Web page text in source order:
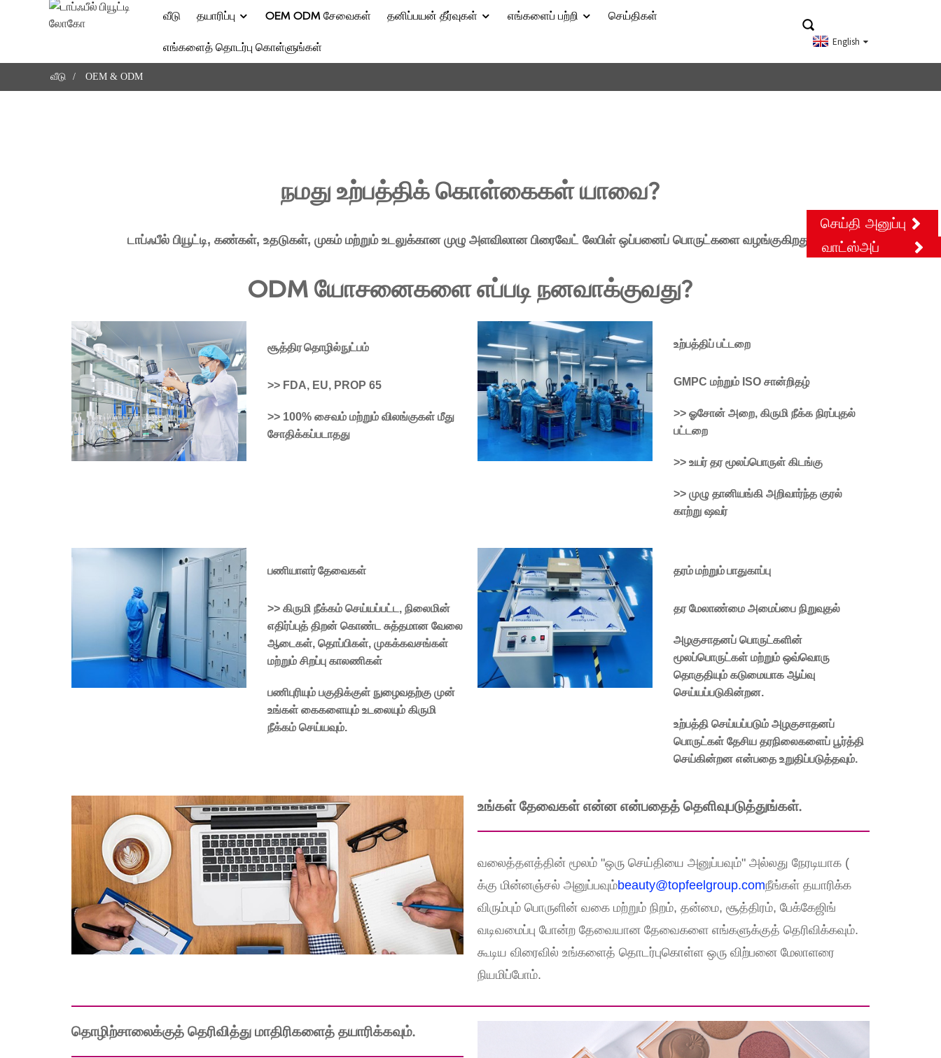
வீடு தயாரிப்பு OEM ODM சேவைகள் தனிப்பயன் தீர்வுகள் எங்களைப் பற்றி செய்திகள்
எங்களைத் தொடர்பு கொள்ளுங்கள் English
வீடு OEM & ODM
நமது உற்பத்திக் கொள்கைகள் யாவை?
டாப்ஃபீல் பியூட்டி, கண்கள், உதடுகள், முகம் மற்றும் உடலுக்கான முழு அளவிலான பிரைவேட் லேபிள் ஒப்பனைப் பொருட்களை வழங்குகிறது.
ODM யோசனைகளை எப்படி நனவாக்குவது?
சூத்திர தொழில்நுட்பம்
>> FDA, EU, PROP 65
>> 100% சைவம் மற்றும் விலங்குகள் மீது
சோதிக்கப்படாதது
உற்பத்திப் பட்டறை
GMPC மற்றும் ISO சான்றிதழ்
>> ஓசோன் அறை, கிருமி நீக்க நிரப்புதல்
பட்டறை
>> உயர் தர மூலப்பொருள் கிடங்கு
>> முழு தானியங்கி அறிவார்ந்த குரல்
காற்று ஷவர்
பணியாளர் தேவைகள்
>> கிருமி நீக்கம் செய்யப்பட்ட, நிலைமின்
எதிர்ப்புத் திறன் கொண்ட சுத்தமான வேலை
ஆடைகள், தொப்பிகள், முகக்கவசங்கள்
மற்றும் சிறப்பு காலணிகள்
பணிபுரியும் பகுதிக்குள் நுழைவதற்கு முன்
உங்கள் கைகளையும் உடலையும் கிருமி
நீக்கம் செய்யவும்.
தரம் மற்றும் பாதுகாப்பு
தர மேலாண்மை அமைப்பை நிறுவுதல்
அழகுசாதனப் பொருட்களின்
மூலப்பொருட்கள் மற்றும் ஒவ்வொரு
தொகுதியும் கடுமையாக ஆய்வு
செய்யப்படுகின்றன.
உற்பத்தி செய்யப்படும் அழகுசாதனப்
பொருட்கள் தேசிய தரநிலைகளைப் பூர்த்தி
செய்கின்றன என்பதை உறுதிப்படுத்தவும்.
உங்கள் தேவைகள் என்ன என்பதைத் தெளிவுபடுத்துங்கள்.
வலைத்தளத்தின் மூலம் "ஒரு செய்தியை அனுப்பவும்" அல்லது நேரடியாக (
க்கு மின்னஞ்சல் அனுப்பவும்beauty@topfeelgroup.comநீங்கள் தயாரிக்க
விரும்பும் பொருளின் வகை மற்றும் நிறம், தன்மை, சூத்திரம், பேக்கேஜிங்
வடிவமைப்பு போன்ற தேவையான தேவைகளை எங்களுக்குத் தெரிவிக்கவும்.
கூடிய விரைவில் உங்களைத் தொடர்புகொள்ள ஒரு விற்பனை மேலாளரை
நியமிப்போம்.
தொழிற்சாலைக்குத் தெரிவித்து மாதிரிகளைத் தயாரிக்கவும்.
செய்தி அனுப்பு
வாட்ஸ்அப்